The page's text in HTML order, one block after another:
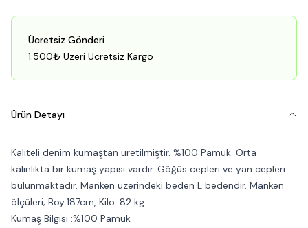
Ücretsiz Gönderi
1.500₺ Üzeri Ücretsiz Kargo
Ürün Detayı
Kaliteli denim kumaştan üretilmiştir. %100 Pamuk. Orta
kalınlıkta bir kumaş yapısı vardır. Göğüs cepleri ve yan cepleri
bulunmaktadır. Manken üzerindeki beden L bedendir. Manken
ölçüleri; Boy:187cm, Kilo: 82 kg
Kumaş Bilgisi :%100 Pamuk